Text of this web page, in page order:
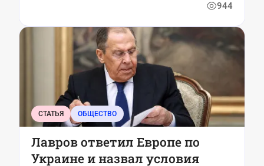
944
СТАТЬЯ ОБЩЕСТВО
Лавров ответил Европе по
Украине и назвал условия